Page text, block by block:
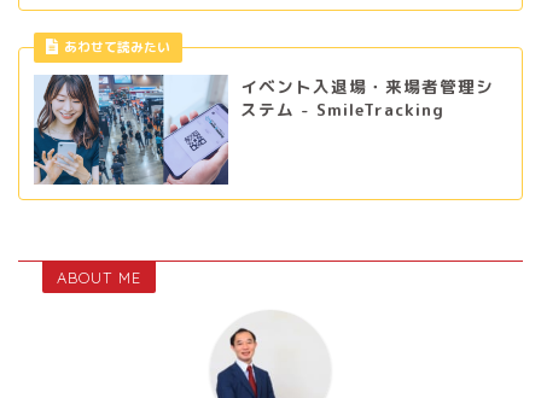
あわせて読みたい
イベント入退場・来場者管理シ
ステム - SmileTracking
ABOUT ME